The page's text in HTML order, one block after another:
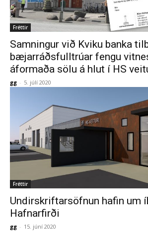
Fréttir
Samningur við Kviku banka
bæjarráðsfulltrúar fengu
áformaða sölu á hlut í HS
gg - 5. júlí 2020
Fréttir
Undirskriftarsöfnun hafin um
Hafnarfirði
gg - 15. júní 2020